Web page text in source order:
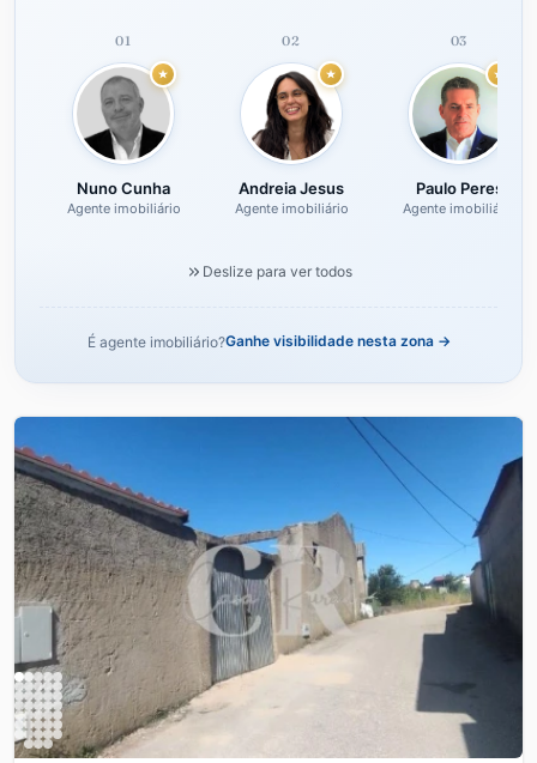
01
Nuno Cunha
Agente imobiliário
02
Andreia Jesus
Agente imobiliário
03
Paulo Peres
Agente imobiliário
Deslize para ver todos
É agente imobiliário?Ganhe visibilidade nesta zona →